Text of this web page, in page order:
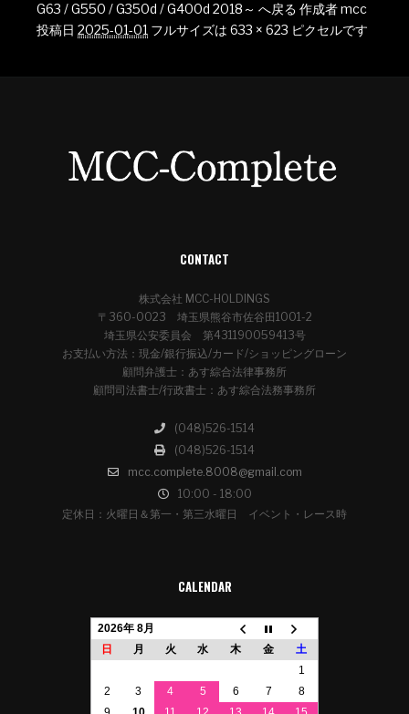
G63 / G550 / G350d / G400d 2018～ へ戻る 作成者mcc
投稿日 2025-01-01 フルサイズは 633 × 623 ピクセルです
CONTACT
株式会社 MCC-HOLDINGS
〒360-0023 埼玉県熊谷市佐谷田1001-2
埼玉県公安委員会 第431190059413号
お支払い方法：現金/銀行振込/カード/ショッピングローン
顧問弁護士：あす綜合法律事務所
顧問司法書士/行政書士：あす綜合法務事務所
(048)526-1514
(048)526-1514
mcc.complete.8008@gmail.com
10:00 - 18:00
定休日：火曜日＆第一・第三水曜日 イベント・レース時
CALENDAR
2026年 8月
日
月 火 水 木 金
土
1
2
3 4 5 6 7
8